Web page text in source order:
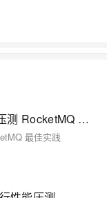
使用阿里云性能测试工具 JMeter 场景压测 RocketMQ 最佳实践
最佳实践